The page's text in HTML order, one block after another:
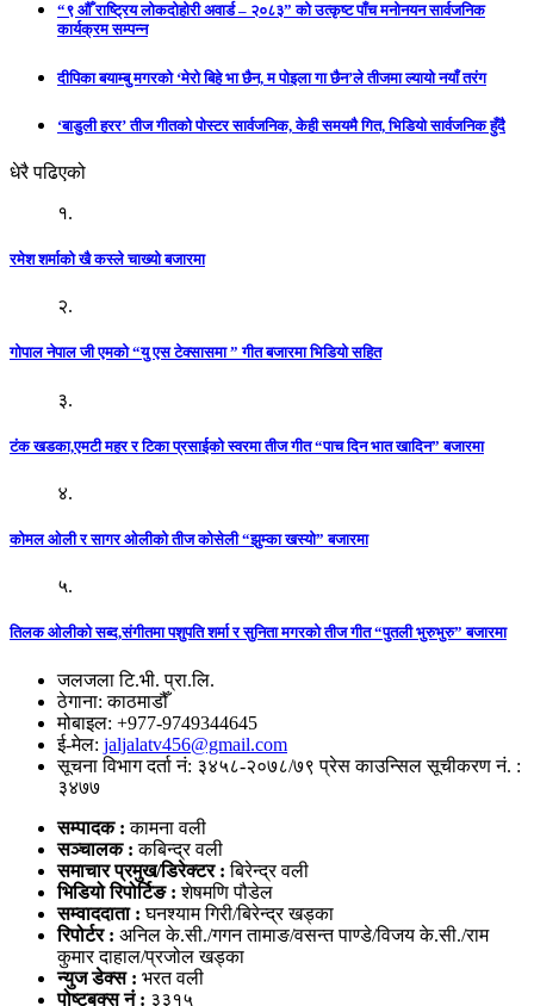
“९ औँ राष्ट्रिय लोकदोहोरी अवार्ड – २०८३” को उत्कृष्ट पाँच मनोनयन सार्वजनिक
कार्यक्रम सम्पन्न
दीपिका बयाम्बु मगरको ‘मेरो बिहे भा छैन, म पोइला गा छैन’ले तीजमा ल्यायो नयाँ तरंग
‘बाडुली हरर’ तीज गीतको पोस्टर सार्वजनिक, केही समयमै गित, भिडियो सार्वजनिक हुँदै
धेरै पढिएको
१.
रमेश शर्माको खै कस्ले चाख्यो बजारमा
२.
गोपाल नेपाल जी एमको “यु एस टेक्सासमा ” गीत बजारमा भिडियो सहित
३.
टंक खडका,एमटी महर र टिका प्रसाईको स्वरमा तीज गीत “पाच दिन भात खादिन” बजारमा
४.
कोमल ओली र सागर ओलीको तीज कोसेली “झुम्का खस्यो” बजारमा
५.
तिलक ओलीको सब्द,संगीतमा पशुपति शर्मा र सुनिता मगरको तीज गीत “पुतली भुरुभुरु” बजारमा
जलजला टि.भी. प्रा.लि.
ठेगाना: काठमाडौँ
मोबाइल: +977-9749344645
ई-मेल: jaljalatv456@gmail.com
सूचना विभाग दर्ता नं: ३४५८-२०७८/७९ प्रेस काउन्सिल सूचीकरण नं. :
३४७७
सम्पादक :कामना वली
सञ्‍चालक : कबिन्द्र वली
समाचार प्रमुख/डिरेक्टर :बिरेन्द्र वली
भिडियो रिपोर्टिङ : शेषमणि पौडेल
सम्वाददाता :घनश्याम गिरी/बिरेन्द्र खड्का
रिपोर्टर : अनिल के.सी./गगन तामाङ/वसन्त पाण्डे/विजय के.सी./राम
कुमार दाहाल/प्रजोल खड्का
न्युज डेक्स : भरत वली
पोष्‍टबक्स नं : ३३१५